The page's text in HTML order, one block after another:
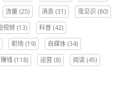
流量 (25) 消息 (31) 涨见识 (80)
视频 (13) 科普 (42)
职场 (19) 自媒体 (34)
赚钱 (118) 运营 (8) 阅读 (45)